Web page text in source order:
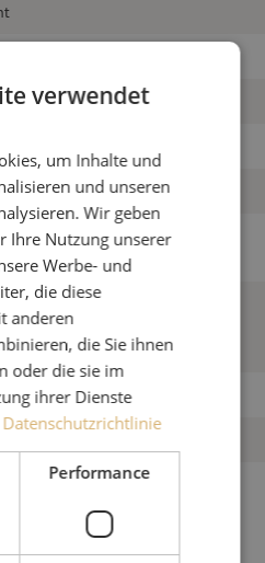
easy-strip simplex, OM4,
SC/PC, 2mm, 10m, für
Box
verwendet
um Inhalte und
und unseren
Wir geben
Ihre Nutzung unserer
Werbe- und
die diese
anderen
die Sie ihnen
oder die sie im
ihrer Dienste
Datenschutzrichtlinie
Performance